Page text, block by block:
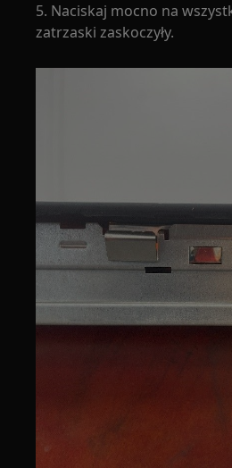
5. Naciskaj mocno na
zatrzaski zaskoczyły.